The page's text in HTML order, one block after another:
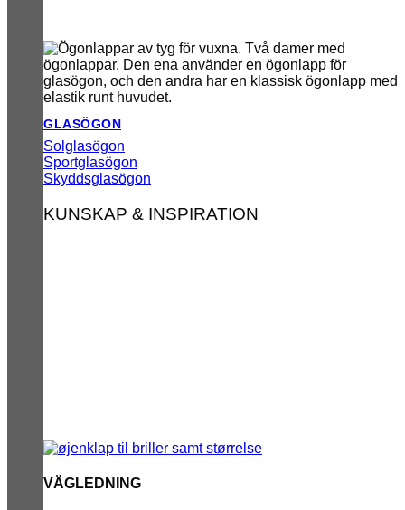
GLASÖGON
Solglasögon
Sportglasögon
Skyddsglasögon
KUNSKAP & INSPIRATION
VÄGLEDNING